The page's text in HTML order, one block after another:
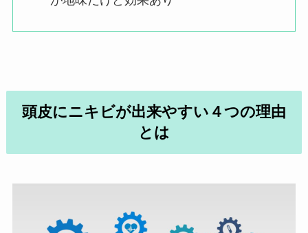
頭皮にニキビが出来やすい４つの理由
とは